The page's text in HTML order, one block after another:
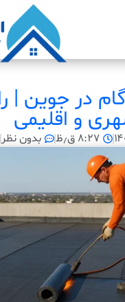
در جوین |
و اقلیمی
۸:۲۷ ق٫ظ بدون نظر